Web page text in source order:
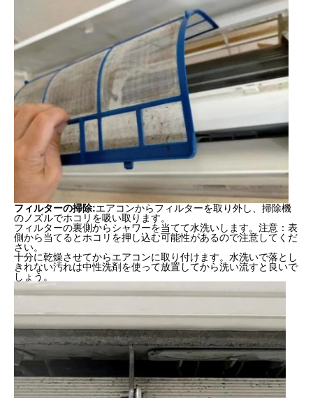
フィルターの掃除:エアコンからフィルターを取り外し、掃除機
のノズルでホコリを吸い取ります。
フィルターの裏側からシャワーを当てて水洗いします。注意：表
側から当てるとホコリを押し込む可能性があるので注意してくだ
さい。
十分に乾燥させてからエアコンに取り付けます。水洗いで落とし
きれない汚れは中性洗剤を使って放置してから洗い流すと良いで
しょう。